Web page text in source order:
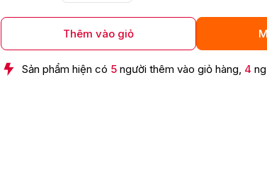
Thêm vào giỏ
Sản phẩm hiện có 5 người thêm vào giỏ hàng, 4